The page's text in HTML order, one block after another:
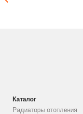
Каталог
Радиаторы отопления